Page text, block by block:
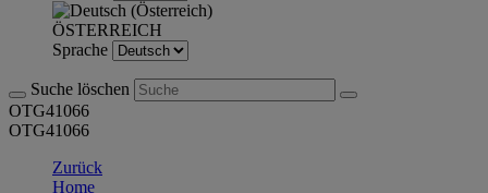
ÖSTERREICH
Sprache
Suche löschen
OTG41066
OTG41066
Zurück
Home